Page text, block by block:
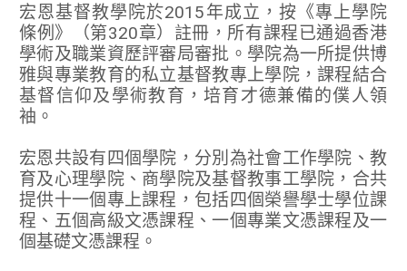
宏恩基督教學院於2015年成立，按《專上學院
條例》（第320章）註冊，所有課程已通過香港
學術及職業資歷評審局審批。學院為一所提供博
雅與專業教育的私立基督教專上學院，課程結合
基督信仰及學術教育，培育才德兼備的僕人領
袖。
宏恩共設有四個學院，分別為社會工作學院、教
育及心理學院、商學院及基督教事工學院，合共
提供十一個專上課程，包括四個榮譽學士學位課
程、五個高級文憑課程、一個專業文憑課程及一
個基礎文憑課程。